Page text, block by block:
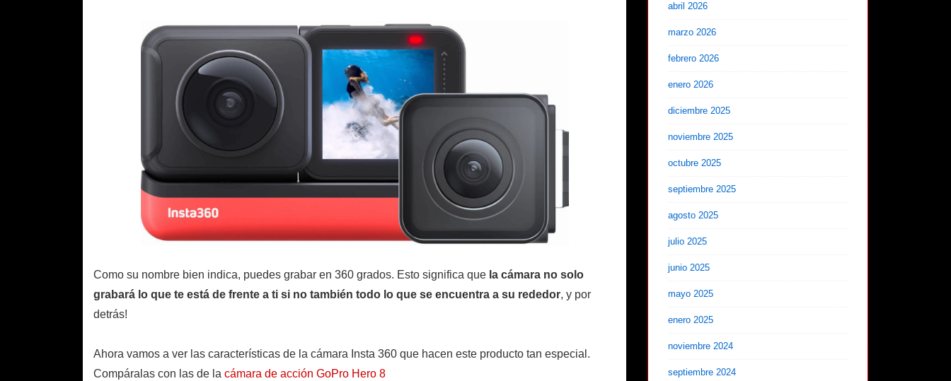
Como su nombre bien indica, puedes grabar en 360 grados. Esto significa que la cámara no solo
grabará lo que te está de frente a ti si no también todo lo que se encuentra a su rededor, y por
detrás!
Ahora vamos a ver las características de la cámara Insta 360 que hacen este producto tan especial.
Compáralas con las de la cámara de acción GoPro Hero 8
abril 2026
marzo 2026
febrero 2026
enero 2026
diciembre 2025
noviembre 2025
octubre 2025
septiembre 2025
agosto 2025
julio 2025
junio 2025
mayo 2025
enero 2025
noviembre 2024
septiembre 2024